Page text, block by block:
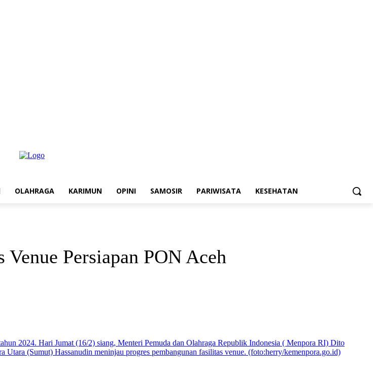
OLAHRAGA KARIMUN OPINI SAMOSIR PARIWISATA KESEHATAN
Persiapan PON Aceh